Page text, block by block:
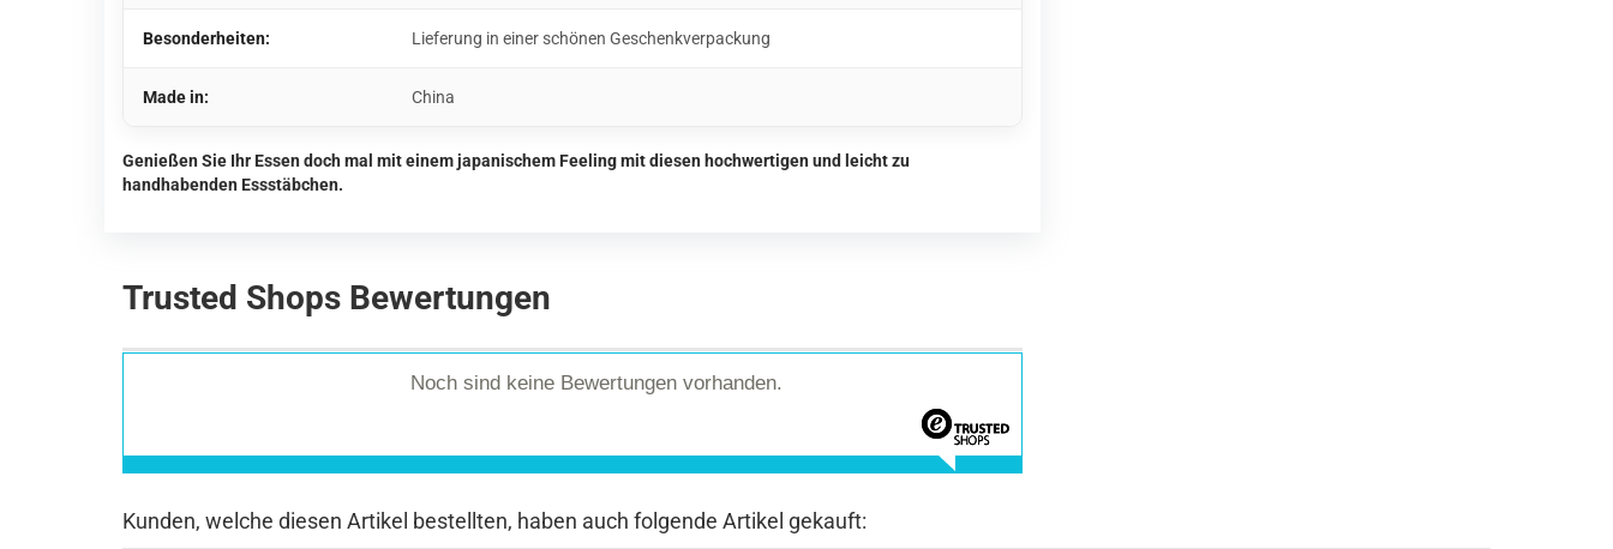
Besonderheiten: Lieferung in einer schönen Geschenkverpackung
Made in: China
Genießen Sie Ihr Essen doch mal mit einem japanischem Feeling mit diesen hochwertigen und leicht zu
handhabenden Essstäbchen.
Trusted Shops Bewertungen
Noch sind keine Bewertungen vorhanden.
Kunden, welche diesen Artikel bestellten, haben auch folgende Artikel gekauft: